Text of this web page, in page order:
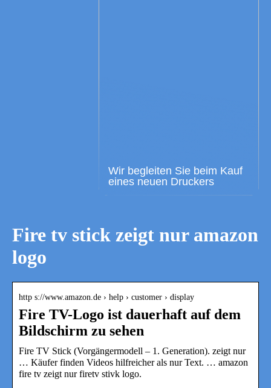
Wir begleiten Sie beim Kauf
eines neuen Druckers
Fire tv stick zeigt nur amazon
logo
http s://www.amazon.de › help › customer › display
Fire TV-Logo ist dauerhaft auf dem
Bildschirm zu sehen
Fire TV Stick (Vorgängermodell – 1. Generation). zeigt nur
… Käufer finden Videos hilfreicher als nur Text. … amazon
fire tv zeigt nur firetv stivk logo.